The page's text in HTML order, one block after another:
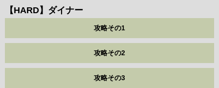
【HARD】ダイナー
攻略その1
攻略その2
攻略その3